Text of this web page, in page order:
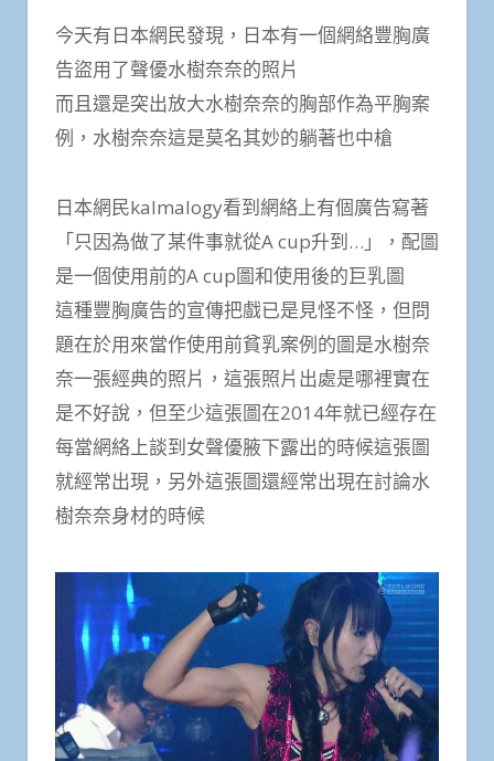
今天有日本網民發現，日本有一個網絡豐胸廣
告盜用了聲優水樹奈奈的照片
而且還是突出放大水樹奈奈的胸部作為平胸案
例，水樹奈奈這是莫名其妙的躺著也中槍
日本網民kalmalogy看到網絡上有個廣告寫著
「只因為做了某件事就從A cup升到…」，配圖
是一個使用前的A cup圖和使用後的巨乳圖
這種豐胸廣告的宣傳把戲已是見怪不怪，但問
題在於用來當作使用前貧乳案例的圖是水樹奈
奈一張經典的照片，這張照片出處是哪裡實在
是不好說，但至少這張圖在2014年就已經存在
每當網絡上談到女聲優腋下露出的時候這張圖
就經常出現，另外這張圖還經常出現在討論水
樹奈奈身材的時候